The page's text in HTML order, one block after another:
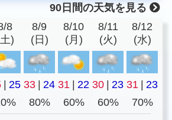
90日間の天気を見る
8
)
8/9
(日)
8/10
(月)
8/11
(火)
8/12
(水)
| 25 33 | 24 31 | 22 30 | 23 31 | 23
80% 60% 60% 70%